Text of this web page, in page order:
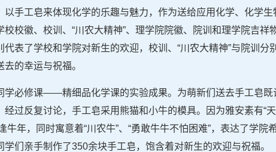
手工皂来体现化学的乐趣与魅力，作为送给应用化学、化学
校徽、校训、“川农大精神”、理学院院徽、院训和理学院吉祥
表了学校和学院对新生的欢迎，校训、“川农大精神”与院训分
的幸运与祝福。
学必修课——精细品化学课的实验成果。为萌新们送去手工皂既
过反复讨论，手工皂采用熊猫和小牛的模具。因为雅安素有“天
年，同时寓意着“川农牛”、“勇敢牛牛不怕困难”，表达了学院
们亲手制作了350余块手工皂，饱含着对新生的欢迎与祝福。